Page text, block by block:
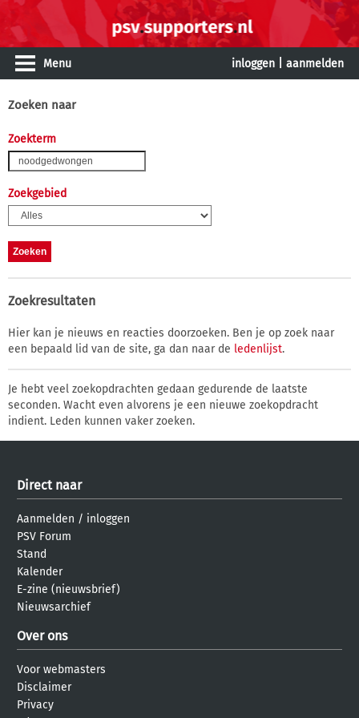
Menu inloggen aanmelden
Zoeken naar
Zoekterm
Zoekgebied
Zoekresultaten
Hier kan je nieuws en reacties doorzoeken. Ben je op zoek naar
een bepaald lid van de site, ga dan naar de ledenlijst.
Je hebt veel zoekopdrachten gedaan gedurende de laatste
seconden. Wacht even alvorens je een nieuwe zoekopdracht
indient. Leden kunnen vaker zoeken.
Direct naar
Aanmelden / inloggen
PSV Forum
Stand
Kalender
E-zine (nieuwsbrief)
Nieuwsarchief
Over ons
Voor webmasters
Disclaimer
Privacy